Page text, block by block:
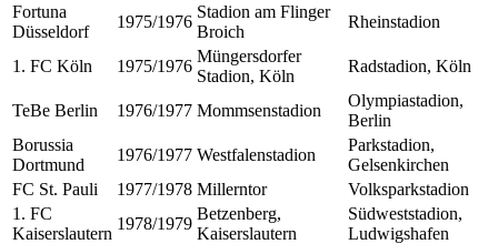
Fortuna
Düsseldorf
1975/1976
Stadion am Flinger
Broich
Rheinstadion
1. FC Köln 1975/1976
Müngersdorfer
Stadion, Köln
Radstadion, Köln
TeBe Berlin 1976/1977 Mommsenstadion
Olympiastadion,
Berlin
Borussia
Dortmund
1976/1977 Westfalenstadion
Parkstadion,
Gelsenkirchen
FC St. Pauli
1977/1978 Millerntor
Volksparkstadion
1. FC
Kaiserslautern
1978/1979
Betzenberg,
Kaiserslautern
Südweststadion,
Ludwigshafen